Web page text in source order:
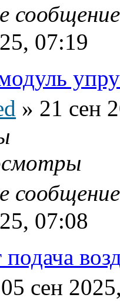
07:19
» 21 сен
07:08
подача
05 сен